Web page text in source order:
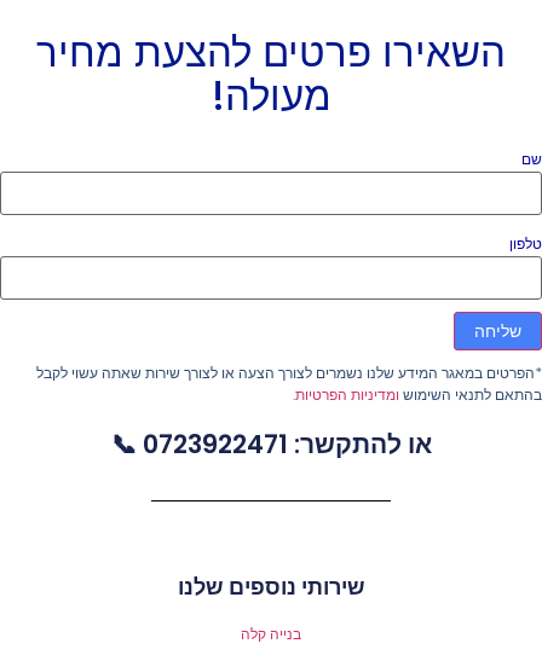
השאירו פרטים להצעת מחיר
מעולה!
שליחה
במאגר המידע שלנו נשמרים לצורך הצעה או לצורך שירות שאתה עשוי לקבל
לתנאי השימושומדיניות הפרטיות.
או להתקשר: 0723922471 📞
שירותי נוספים שלנו
בנייה קלה